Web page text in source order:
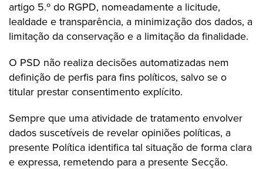
artigo 5.º do RGPD, nomeadamente a licitude,
lealdade e transparência, a minimização dos dados, a
limitação da conservação e a limitação da finalidade.
O PSD não realiza decisões automatizadas nem
definição de perfis para fins políticos, salvo se o
titular prestar consentimento explícito.
Sempre que uma atividade de tratamento envolver
dados suscetíveis de revelar opiniões políticas, a
presente Política identifica tal situação de forma clara
e expressa, remetendo para a presente Secção.